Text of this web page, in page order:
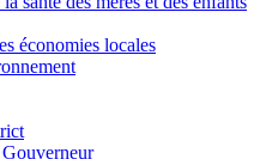
économies locales